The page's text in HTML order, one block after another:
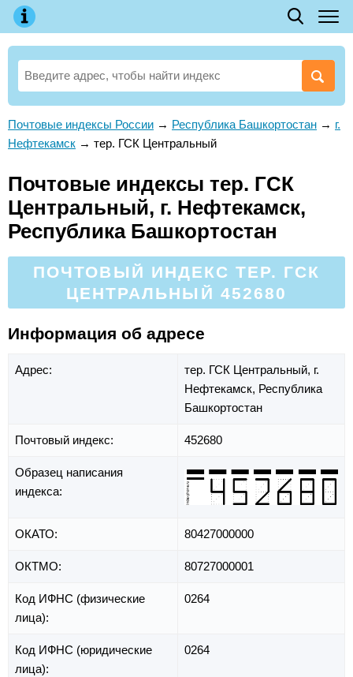
Почтовые индексы России → Республика Башкортостан → г.
Нефтекамск → тер. ГСК Центральный
Почтовые индексы тер. ГСК
Центральный, г. Нефтекамск,
Республика Башкортостан
ПОЧТОВЫЙ ИНДЕКС ТЕР. ГСК
ЦЕНТРАЛЬНЫЙ 452680
Информация об адресе
Адрес: тер. ГСК Центральный, г.
Нефтекамск, Республика
Башкортостан
Почтовый индекс: 452680
Образец написания
индекса:
ОКАТО: 80427000000
ОКТМО: 80727000001
Код ИФНС (физические
лица):
0264
Код ИФНС (юридические
лица):
0264